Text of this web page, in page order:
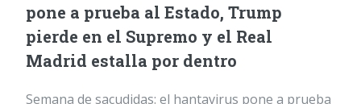
pone a prueba al Estado, Trump
pierde en el Supremo y el Real
Madrid estalla por dentro
Semana de sacudidas: el hantavirus pone a prueba